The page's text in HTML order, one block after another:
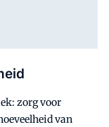
zorg voor
van